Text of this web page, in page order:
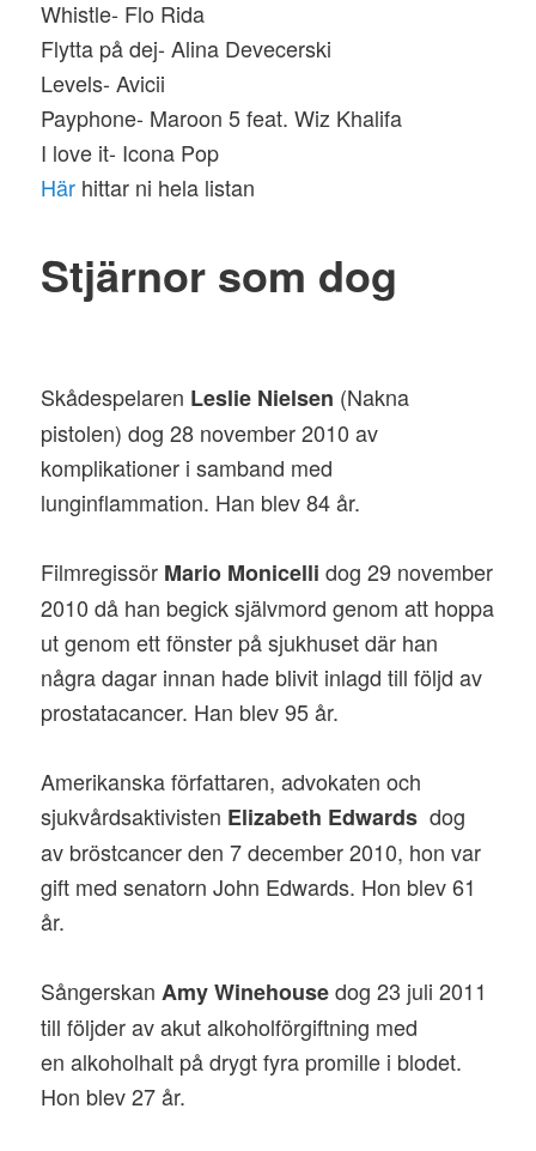
Whistle- Flo Rida
Flytta på dej- Alina Devecerski
Levels- Avicii
Payphone- Maroon 5 feat. Wiz Khalifa
I love it- Icona Pop
Här hittar ni hela listan
Stjärnor som dog
Skådespelaren Leslie Nielsen (Nakna
pistolen) dog 28 november 2010 av
komplikationer i samband med
lunginflammation. Han blev 84 år.
Filmregissör Mario Monicelli dog 29 november
2010 då han begick självmord genom att hoppa
ut genom ett fönster på sjukhuset där han
några dagar innan hade blivit inlagd till följd av
prostatacancer. Han blev 95 år.
Amerikanska författaren, advokaten och
sjukvårdsaktivisten Elizabeth Edwards dog
av bröstcancer den 7 december 2010, hon var
gift med senatorn John Edwards. Hon blev 61
år.
SångerskanAmy Winehousedog 23 juli 2011
till följder av akut alkoholförgiftning med
en alkoholhalt på drygt fyra promille i blodet.
Hon blev 27 år.